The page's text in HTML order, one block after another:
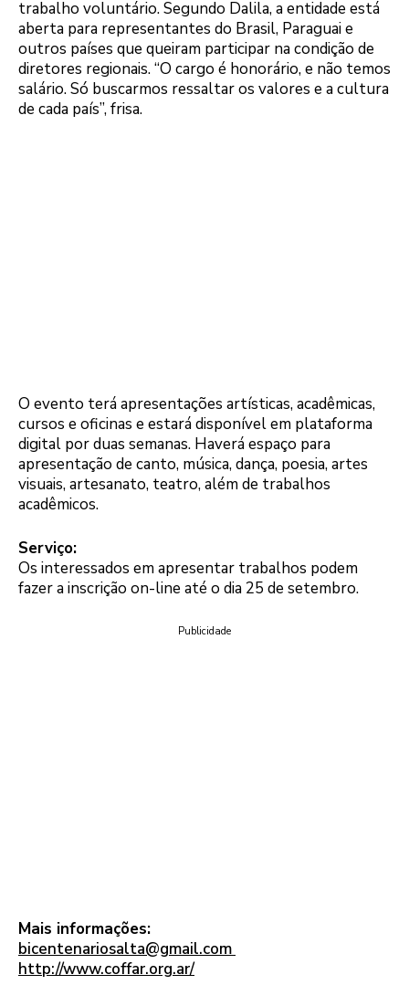
trabalho voluntário. Segundo Dalila, a entidade está
aberta para representantes do Brasil, Paraguai e
outros países que queiram participar na condição de
diretores regionais. “O cargo é honorário, e não temos
salário. Só buscarmos ressaltar os valores e a cultura
de cada país”, frisa.
O evento terá apresentações artísticas, acadêmicas,
cursos e oficinas e estará disponível em plataforma
digital por duas semanas. Haverá espaço para
apresentação de canto, música, dança, poesia, artes
visuais, artesanato, teatro, além de trabalhos
acadêmicos.
Serviço:
Os interessados em apresentar trabalhos podem
fazer a inscrição on-line até o dia 25 de setembro.
Publicidade
Mais informações:
bicentenariosalta@gmail.com
http://www.coffar.org.ar/